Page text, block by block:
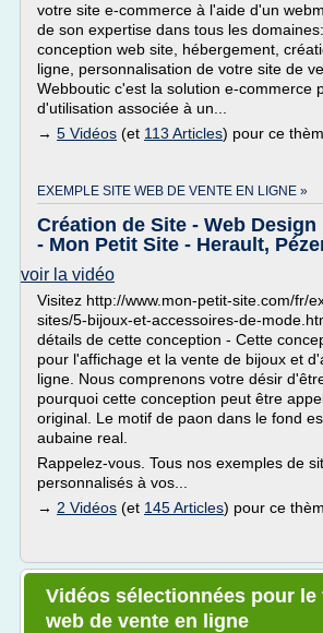
votre site e-commerce à l'aide d'un
de son expertise dans tous les
conception web site, hébergement,
ligne, personnalisation de votre site de
Webboutic c'est la solution e-commerce
d'utilisation associée à un...
→ 5 Vidéos (et 113 Articles) pour ce
EXEMPLE SITE WEB DE VENTE EN LIGNE »
Création de Site - Web Design
- Mon Petit Site - Herault,
voir la vidéo
Visitez http://www.mon-petit-site.com/fr/
sites/5-bijoux-et-accessoires-de-
détails de cette conception - Cette
pour l'affichage et la vente de bijoux et
ligne. Nous comprenons votre désir
pourquoi cette conception peut être
original. Le motif de paon dans le fond
aubaine real.
Rappelez-vous. Tous nos exemples de
personnalisés à vos...
→ 2 Vidéos (et 145 Articles) pour ce
Vidéos sélectionnées pour le
web de vente en ligne